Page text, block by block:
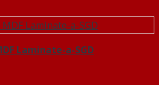
Laminate-a-SGD